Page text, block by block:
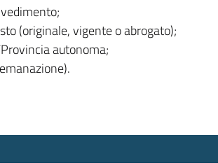
(originale, vigente o abrogato);
autonoma;